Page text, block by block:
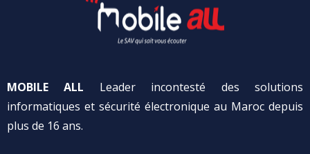
MOBILE ALL Leader incontesté des solutions
informatiques et sécurité électronique au Maroc depuis
plus de 16 ans.